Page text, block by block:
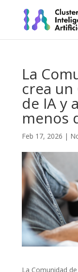
La
crea un
de IA y
menos
Feb 17, 2026 |
La Comunidad